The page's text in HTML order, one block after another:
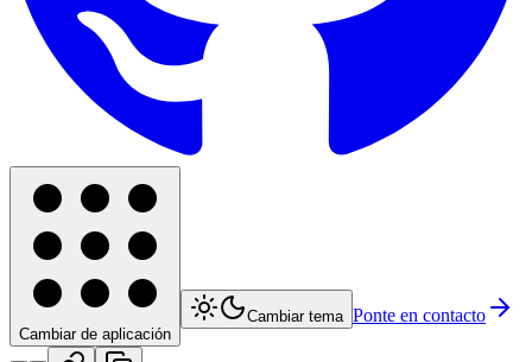
Cambiar de aplicación
Cambiar tema Ponte en contacto